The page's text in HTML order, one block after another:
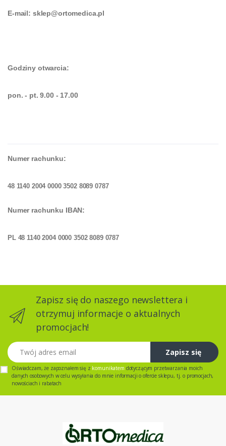
E-mail: sklep@ortomedica.pl
Godziny otwarcia:
pon. - pt. 9.00 - 17.00
Numer rachunku:
48 1140 2004 0000 3502 8089 0787
Numer rachunku IBAN:
PL 48 1140 2004 0000 3502 8089 0787
Zapisz się do naszego newslettera i
otrzymuj informacje o aktualnych
promocjach!
Twój adres email
Zapisz się
Oświadczam, że zapoznałem się z komunikatem dotyczącym przetwarzania moich
danych osobowych w celu wysyłania do mnie informacji o ofercie sklepu, tj. o promocjach,
nowościach i rabatach